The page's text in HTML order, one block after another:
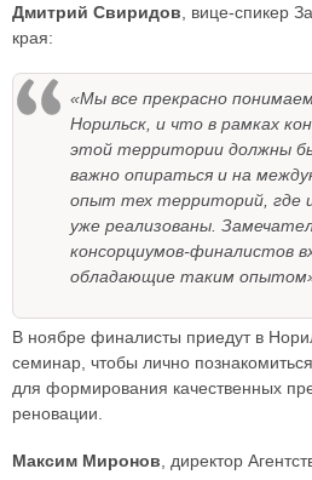
Дмитрий Свиридов , вице-спикер
края:
«Мы все прекрасно
Норильск, и что в рамках
этой территории должны
важно опираться и на
опыт тех территорий, где
уже реализованы.
консорциумов-финалистов
обладающие таким
В ноябре финалисты приедут в
семинар, чтобы лично
для формирования качественных
реновации.
Максим Миронов , директор